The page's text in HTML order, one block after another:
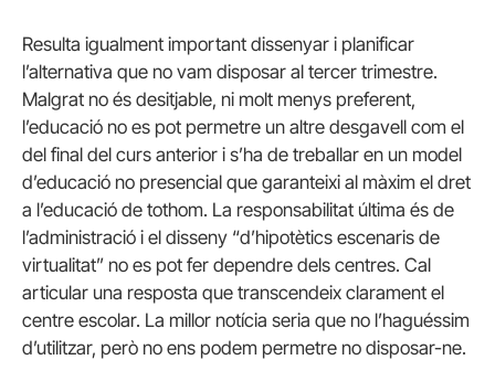
Resulta igualment important dissenyar i planificar
l’alternativa que no vam disposar al tercer trimestre.
Malgrat no és desitjable, ni molt menys preferent,
l’educació no es pot permetre un altre desgavell com el
del final del curs anterior i s’ha de treballar en un model
d’educació no presencial que garanteixi al màxim el dret
a l’educació de tothom. La responsabilitat última és de
l’administració i el disseny “d’hipotètics escenaris de
virtualitat” no es pot fer dependre dels centres. Cal
articular una resposta que transcendeix clarament el
centre escolar. La millor notícia seria que no l’haguéssim
d’utilitzar, però no ens podem permetre no disposar-ne.